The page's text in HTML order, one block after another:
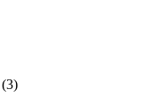
(3)